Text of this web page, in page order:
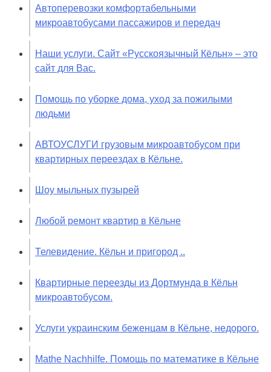
Автоперевозки комфортабельными
микроавтобусами пассажиров и передач
Наши услуги. Сайт «Русскоязычный Кёльн» – это
сайт для Вас.
Помощь по уборке дома, уход за пожилыми
людьми
АВТОУСЛУГИ грузовым микроавтобусом при
квартирных переездах в Кёльне.
Шоу мыльных пузырей
Любой ремонт квартир в Кёльне
Телевидение. Кёльн и пригород ..
Квартирные переезды из Дортмунда в Кёльн
микроавтобусом.
Услуги украинским беженцам в Кёльне, недорого.
Mathe Nachhilfe. Помощь по математике в Кёльне